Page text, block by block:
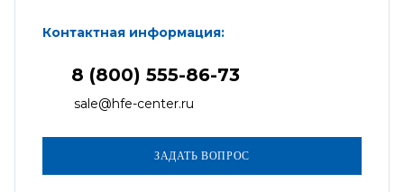
Контактная информация:
8 (800) 555-86-73
sale@hfe-center.ru